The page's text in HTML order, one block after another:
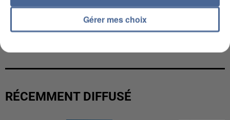
GABRIEL ATTAL ET RAPHAËL GLUCKSMANN
RÉCEMMENT DIFFUSÉ
Gérer mes choix